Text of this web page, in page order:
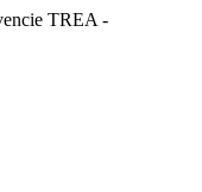
TREA -